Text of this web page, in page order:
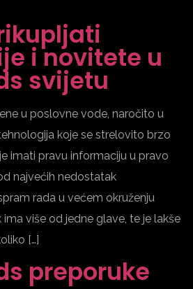
i novitete u
svijetu
u poslovne vode, naročito u
koje se strelovito brzo
imati pravu informaciju u pravo
najvećih nedostatak
rada u većem okruženju
više od jedne glave, te je lakše
[…]
preporuke